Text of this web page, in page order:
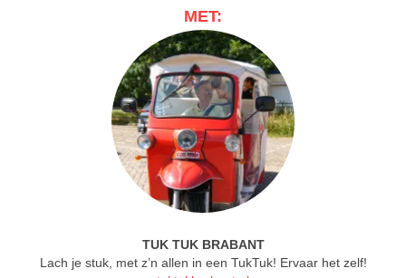
MET:
TUK TUK BRABANT
Lach je stuk, met z’n allen in een TukTuk! Ervaar het zelf!